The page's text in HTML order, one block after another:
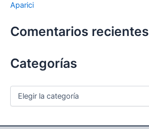
Aparici
Comentarios recientes
Categorías
C